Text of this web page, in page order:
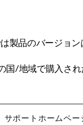
製品のバージョン
国/地域で購入さ
サポートホームペー